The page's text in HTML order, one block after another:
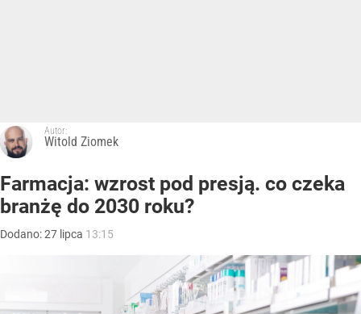
Autor:
Witold Ziomek
Farmacja: wzrost pod presją. co czeka
branżę do 2030 roku?
Dodano:27 lipca 13:15